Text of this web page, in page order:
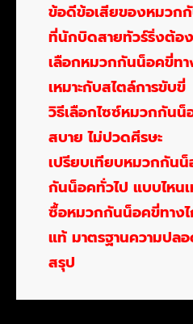
ข้อดีข้อเสียของหมวก
ที่นักบิดสายทัวร์ริ่งต้อ
เลือกหมวกกันน็อคขี่ทา
เหมาะกับสไตล์การขับขี่
วิธีเลือกไซซ์หมวกกันน็
สบาย ไม่ปวดศีรษะ
เปรียบเทียบหมวกกัน
กันน็อคทั่วไป แบบไหน
ซื้อหมวกกันน็อคขี่ทาง
แท้ มาตรฐานความปล
สรุป